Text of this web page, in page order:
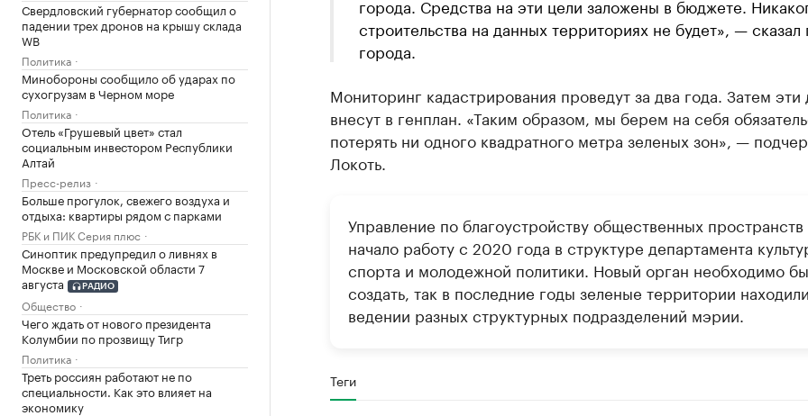
Свердловский губернатор сообщил о
падении трех дронов на крышу склада
WB
Политика
Минобороны сообщило об ударах по
сухогрузам в Черном море
Политика
Отель «Грушевый цвет» стал
социальным инвестором Республики
Алтай
Пресс-релиз
Больше прогулок, свежего воздуха и
отдыха: квартиры рядом с парками
РБК и ПИК Серия плюс
Синоптик предупредил о ливнях в
Москве и Московской области 7
августа
РАДИО
Общество
Чего ждать от нового президента
Колумбии по прозвищу Тигр
Политика
Треть россиян работают не по
специальности. Как это влияет на
экономику
города. Средства на эти цели заложены в бюджете.
строительства на данных территориях не будет», — сказал
города.
Мониторинг кадастрирования проведут за два года. Затем эти
внесут в генплан. «Таким образом, мы берем на себя
потерять ни одного квадратного метра зеленых зон», —
Локоть.
Управление по благоустройству общественных пространств
начало работу с 2020 года в структуре департамента
спорта и молодежной политики. Новый орган необходимо
создать, так в последние годы зеленые территории
ведении разных структурных подразделений мэрии.
Теги